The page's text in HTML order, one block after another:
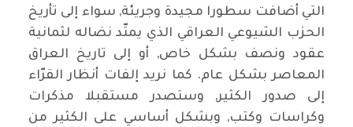
التي أضافت سطورا مجيدة وجريئة, سواء إلى تأريخ
الحزب الشيوعي العراقي الذي يمتّد نضاله لثمانية
عقود ونصف بشكل خاص, أو إلى تاريخ العراق
المعاصر بشكل عام. كما نريد إلفات أنظار القرّاء
إلى صدور الكثير, وستصدر مستقبلا مذكرات
وكراسات وكتب, وبشكل أساسي على الكثير من